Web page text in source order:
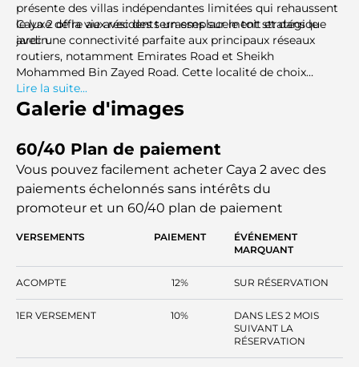
présente des villas indépendantes limitées qui rehaussent
le luxe de la vie avec des terrasses sur le toit et dans le
jardin.
Caya 2 offre aux résidents un emplacement stratégique
avec une connectivité parfaite aux principaux réseaux
routiers, notamment Emirates Road et Sheikh
Mohammed Bin Zayed Road. Cette localité de choix
assure un accès facile aux principales destinations de
Dubaï, telles que l'Expo 2020, le Dubai Hills Mall, les pistes
cyclables d'Al Qudra et le futur plus grand aéroport du
Lire la suite...
Galerie d'images
60/40 Plan de paiement
Vous pouvez facilement acheter Caya 2 avec des
paiements échelonnés sans intérêts du
promoteur et un 60/40 plan de paiement
VERSEMENTS PAIEMENT
ÉVÉNEMENT
MARQUANT
ACOMPTE 12% SUR RÉSERVATION
1ER VERSEMENT 10%
DANS LES 2 MOIS
SUIVANT LA
RÉSERVATION